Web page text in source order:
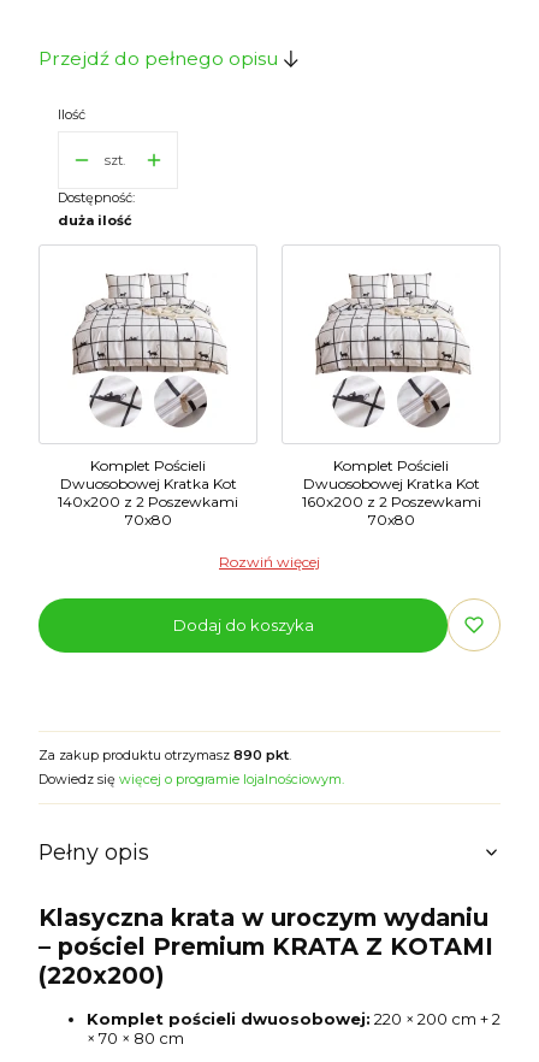
Przejdź do pełnego opisu
Ilość
szt.
Dostępność:
duża ilość
Komplet Pościeli
Dwuosobowej Kratka Kot
140x200 z 2 Poszewkami
70x80
Komplet Pościeli
Dwuosobowej Kratka Kot
160x200 z 2 Poszewkami
70x80
Rozwiń więcej
Dodaj do koszyka
Za zakup produktu otrzymasz 890 pkt.
Dowiedz się więcej o programie lojalnościowym.
Pełny opis
Klasyczna krata w uroczym wydaniu
– pościel Premium KRATA Z KOTAMI
(220x200)
Komplet pościeli dwuosobowej: 220 × 200 cm + 2
× 70 × 80 cm